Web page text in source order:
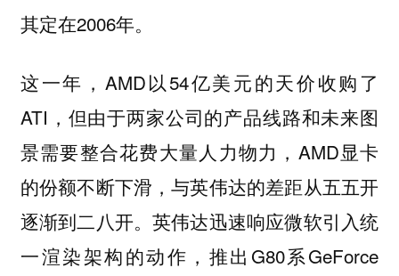
其定在2006年。
这一年，AMD以54亿美元的天价收购了
ATI，但由于两家公司的产品线路和未来图
景需要整合花费大量人力物力，AMD显卡
的份额不断下滑，与英伟达的差距从五五开
逐渐到二八开。英伟达迅速响应微软引入统
一渲染架构的动作，推出G80系GeForce